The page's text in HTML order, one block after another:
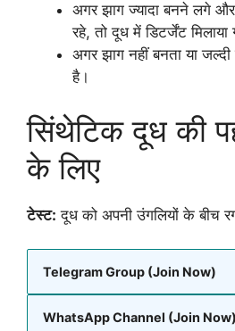
अगर झाग ज्यादा बनने लगे
रहे, तो दूध में डिटर्जेंट
अगर झाग नहीं बनता या
है।
सिंथेटिक दूध की
के लिए
टेस्ट: दूध को अपनी उंगलियों के बीच
Telegram Group (Join Now)
WhatsApp Channel (Join Now)